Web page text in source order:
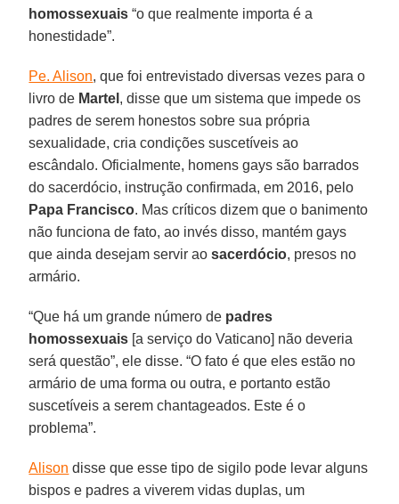
homossexuais “o que realmente importa é a
honestidade”.
Pe. Alison, que foi entrevistado diversas vezes para o
livro de Martel , disse que um sistema que impede os
padres de serem honestos sobre sua própria
sexualidade, cria condições suscetíveis ao
escândalo. Oficialmente, homens gays são barrados
do sacerdócio, instrução confirmada, em 2016, pelo
Papa Francisco. Mas críticos dizem que o banimento
não funciona de fato, ao invés disso, mantém gays
que ainda desejam servir aosacerdócio, presos no
armário.
“Que há um grande número de padres
homossexuais [a serviço do Vaticano] não deveria
será questão”, ele disse. “O fato é que eles estão no
armário de uma forma ou outra, e portanto estão
suscetíveis a serem chantageados. Este é o
problema”.
Alison disse que esse tipo de sigilo pode levar alguns
bispos e padres a viverem vidas duplas, um